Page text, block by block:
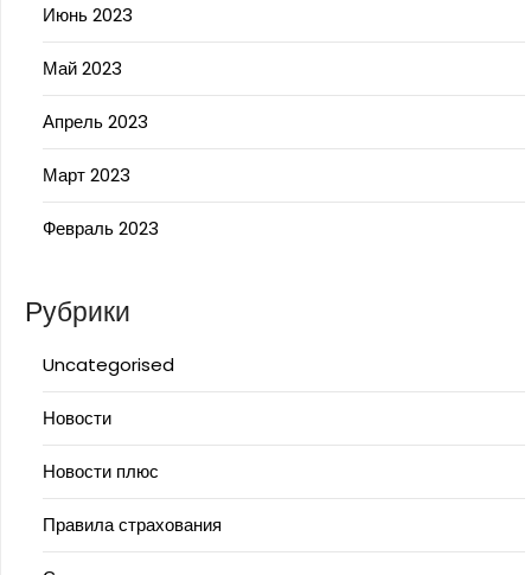
Июнь 2023
Май 2023
Апрель 2023
Март 2023
Февраль 2023
Рубрики
Uncategorised
Новости
Новости плюс
Правила страхования